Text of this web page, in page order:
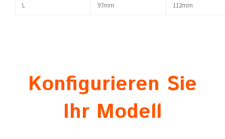
L 97mm 112mm
Konfigurieren Sie
Ihr Modell